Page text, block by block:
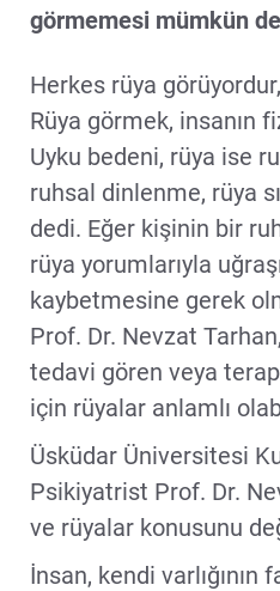
görmemesi mümkün
Herkes rüya
Rüya görmek, insanın
Uyku bedeni, rüya ise
ruhsal dinlenme, rüya
dedi. Eğer kişinin bir
rüya yorumlarıyla
kaybetmesine gerek
Prof. Dr. Nevzat
tedavi gören veya
için rüyalar anlamlı
Üsküdar Üniversitesi
Psikiyatrist Prof. Dr.
ve rüyalar konusunu
İnsan, kendi varlığının